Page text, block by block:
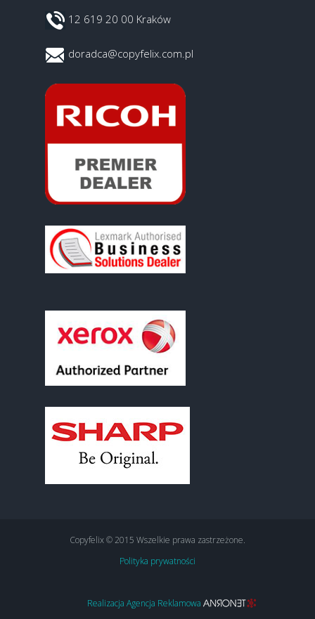
12 619 20 00 Kraków
doradca@copyfelix.com.pl
Copyfelix © 2015 Wszelkie prawa zastrzeżone.
Polityka prywatności
Realizacja Agencja Reklamowa